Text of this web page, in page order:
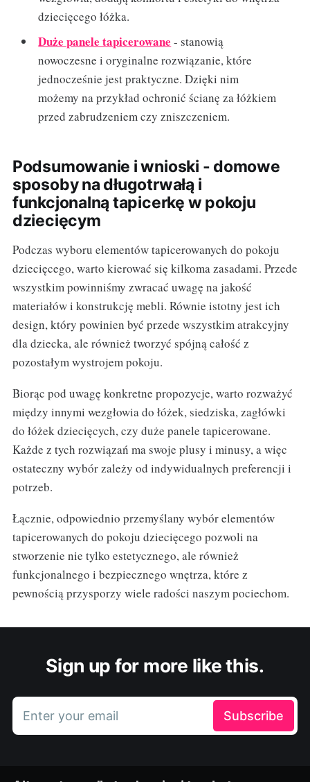
dziecięcego łóżka.
Duże panele tapicerowane - stanowią
nowoczesne i oryginalne rozwiązanie, które
jednocześnie jest praktyczne. Dzięki nim
możemy na przykład ochronić ścianę za łóżkiem
przed zabrudzeniem czy zniszczeniem.
Podsumowanie i wnioski - domowe
sposoby na długotrwałą i
funkcjonalną tapicerkę w pokoju
dziecięcym
Podczas wyboru elementów tapicerowanych do pokoju
dziecięcego, warto kierować się kilkoma zasadami. Przede
wszystkim powinniśmy zwracać uwagę na jakość
materiałów i konstrukcję mebli. Równie istotny jest ich
design, który powinien być przede wszystkim atrakcyjny
dla dziecka, ale również tworzyć spójną całość z
pozostałym wystrojem pokoju.
Biorąc pod uwagę konkretne propozycje, warto rozważyć
między innymi wezgłowia do łóżek, siedziska, zagłówki
do łóżek dziecięcych, czy duże panele tapicerowane.
Każde z tych rozwiązań ma swoje plusy i minusy, a więc
ostateczny wybór zależy od indywidualnych preferencji i
potrzeb.
Łącznie, odpowiednio przemyślany wybór elementów
tapicerowanych do pokoju dziecięcego pozwoli na
stworzenie nie tylko estetycznego, ale również
funkcjonalnego i bezpiecznego wnętrza, które z
pewnością przysporzy wiele radości naszym pociechom.
Sign up for more like this.
Enter your email Subscribe